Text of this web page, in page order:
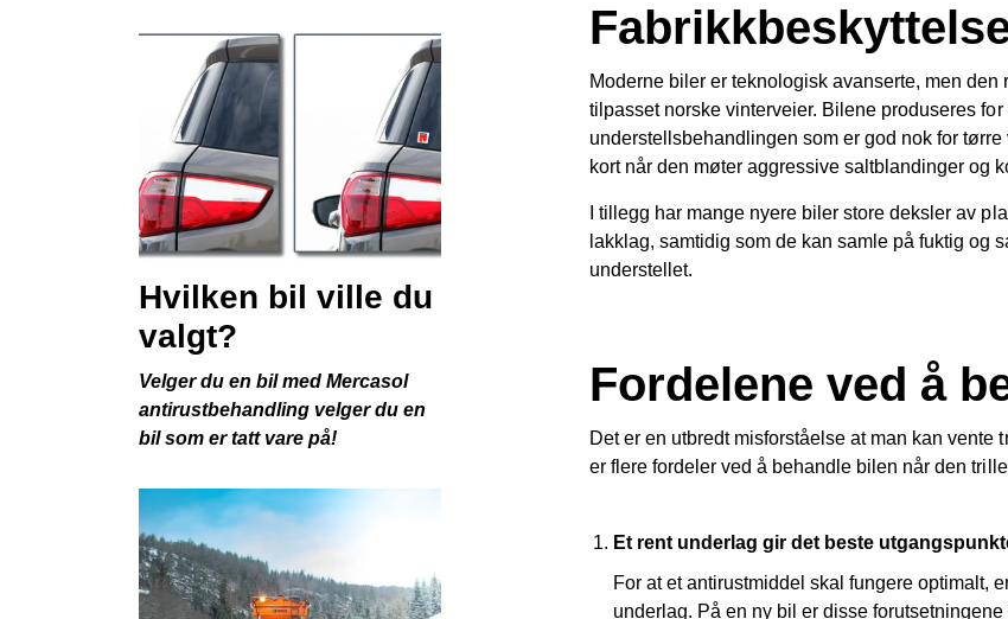
Moderne biler er teknologisk avanserte, men
tilpasset norske vinterveier. Bilene produseres
understellsbehandlingen som er god nok for
kort når den møter aggressive saltblandinger og
I tillegg har mange nyere biler store deksler av
lakklag, samtidig som de kan samle på fuktig og
understellet.
Fordelene ved å
Det er en utbredt misforståelse at man kan
er flere fordeler ved å behandle bilen når den
Et rent underlag gir det beste
For at et antirustmiddel skal fungere optimalt,
underlag. På en ny bil er disse
Hvilken bil ville du
valgt?
Velger du en bil med Mercasol
antirustbehandling velger du en
bil som er tatt vare på!